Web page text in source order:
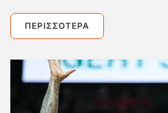
ΠΕΡΙΣΣΌΤΕΡΑ